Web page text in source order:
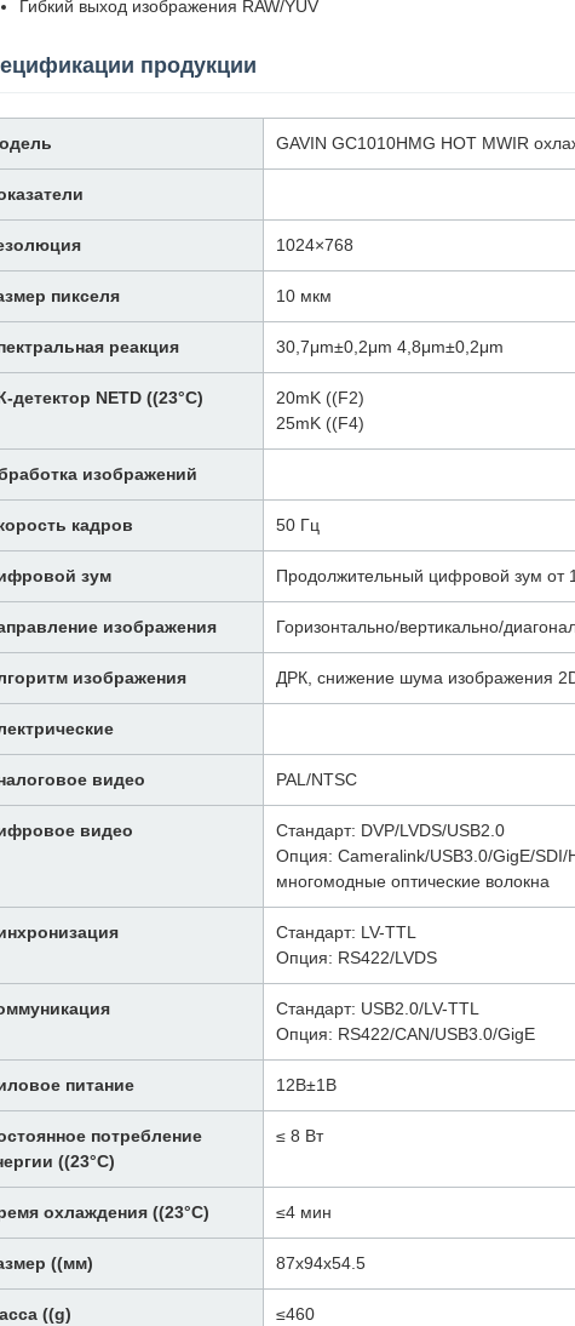
Гибкий выход изображения RAW/YUV
продукции
GAVIN GC1010HMG HOT MWIR
1024×768
пикселя 10 мкм
реакция 30,7μm±0,2μm 4,8μm±0,2μm
детектор NETD ((23°C)
20mK ((F2)
25mK ((F4)
изображений
кадров 50 Гц
зум Продолжительный цифровой зум от
изображения Горизонтально/вертикально/
изображения ДРК, снижение шума изображения
видео PAL/NTSC
видео
Стандарт: DVP/LVDS/USB2.0
Опция: Cameralink/USB3.0/GigE/
многомодные оптические волокна
Стандарт: LV-TTL
Опция: RS422/LVDS
Стандарт: USB2.0/LV-TTL
Опция: RS422/CAN/USB3.0/GigE
питание 12В±1В
потребление
((23°C)
≤ 8 Вт
охлаждения ((23°C) ≤4 мин
((мм) 87х94х54.5
((g) ≤460